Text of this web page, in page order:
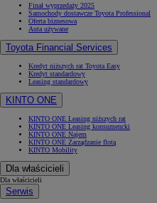
Finał wyprzedaży 2025
Samochody dostawcze Toyota Professional
Oferta biznesowa
Auta używane
Toyota Financial Services
Kredyt niższych rat Toyota Easy
Kredyt standardowy
Leasing standardowy
KINTO ONE
KINTO ONE Leasing niższych rat
KINTO ONE Leasing konsumencki
KINTO ONE Najem
KINTO ONE Zarządzanie flotą
KINTO Mobility
Dla właścicieli
Dla właścicieli
Serwis